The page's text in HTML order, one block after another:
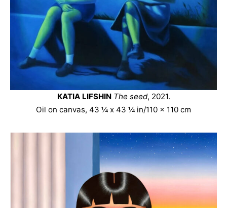
KATIA LIFSHIN The seed, 2021.
Oil on canvas, 43 ¼ x 43 ¼ in/110 x 110 cm